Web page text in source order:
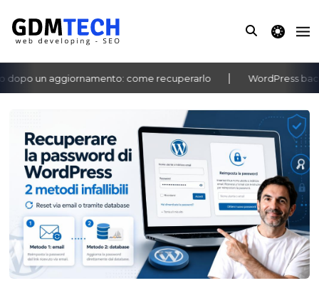
theme
un aggiornamento: come recuperarlo WordPress
‹ ›